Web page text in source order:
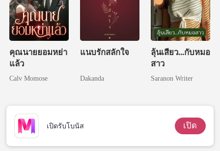
คุณนายยอมหย่า
แล้ว
Calv Momose
แนบรักสลักใจ
Dakanda
ลุ้นเสียว...กับหมอ
สาว
Saranon Writer
เปิดรับโบนัส เปิด